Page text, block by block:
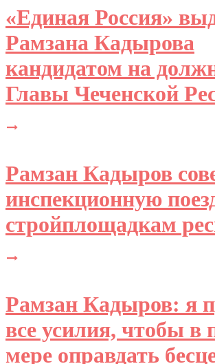
«Единая Россия»
Рамзана Кадырова
кандидатом на
Главы Чеченской
Рамзан Кадыров
инспекционную
стройплощадкам
Рамзан Кадыров: я
все усилия, чтобы в
мере оправдать